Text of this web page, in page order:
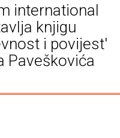
international
knjigu
i povijest'
Paveškovića